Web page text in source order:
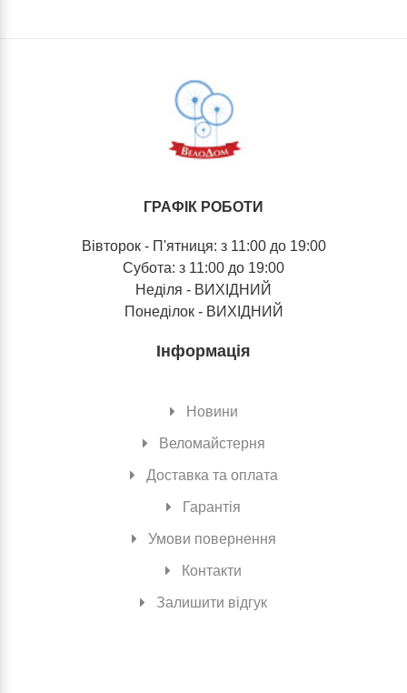
ГРАФІК РОБОТИ
Вівторок - П'ятниця: з 11:00 до 19:00
Субота: з 11:00 до 19:00
Неділя - ВИХІДНИЙ
Понеділок - ВИХІДНИЙ
Інформація
Новини
Веломайстерня
Доставка та оплата
Гарантія
Умови повернення
Контакти
Залишити відгук